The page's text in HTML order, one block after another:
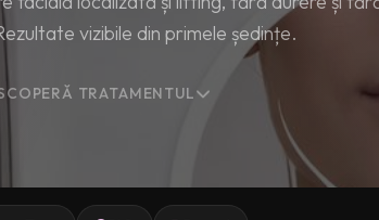
vizibile din primele ședințe.
TRATAMENTUL